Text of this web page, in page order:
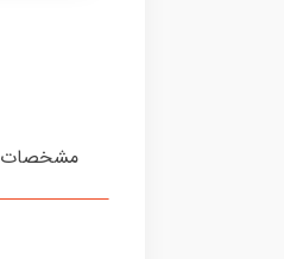
مشخصات